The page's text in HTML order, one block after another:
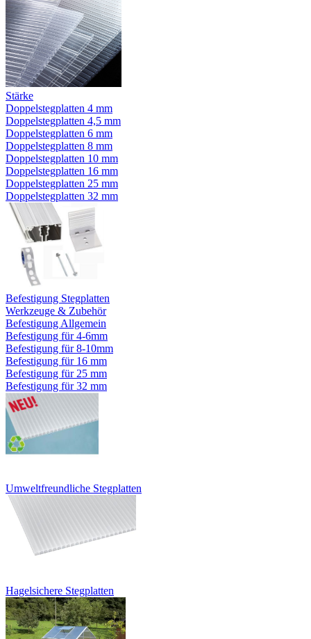
Stärke
Doppelstegplatten 4 mm
Doppelstegplatten 4,5 mm
Doppelstegplatten 6 mm
Doppelstegplatten 8 mm
Doppelstegplatten 10 mm
Doppelstegplatten 16 mm
Doppelstegplatten 25 mm
Doppelstegplatten 32 mm
Befestigung Stegplatten
Werkzeuge & Zubehör
Befestigung Allgemein
Befestigung für 4-6mm
Befestigung für 8-10mm
Befestigung für 16 mm
Befestigung für 25 mm
Befestigung für 32 mm
Umweltfreundliche Stegplatten
Hagelsichere Stegplatten